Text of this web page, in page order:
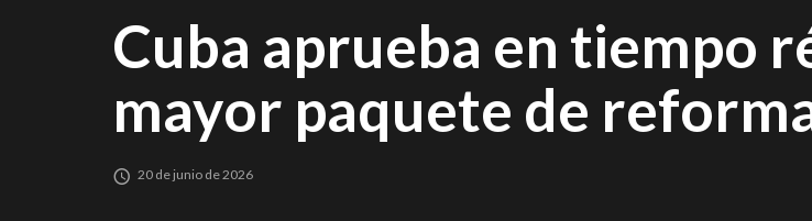
Cuba aprueba en tiempo
mayor paquete de
20 de junio de 2026